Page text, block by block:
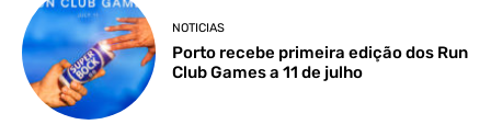
NOTICIAS
Porto recebe primeira edição dos Run
Club Games a 11 de julho